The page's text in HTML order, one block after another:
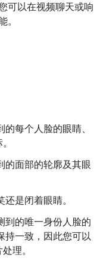
可以在视频聊天或响
。
的每个人脸的眼睛、
的面部的轮廓及其眼
是闭着眼睛。
到的唯一身份人脸的
持一致，因此您可以
理。